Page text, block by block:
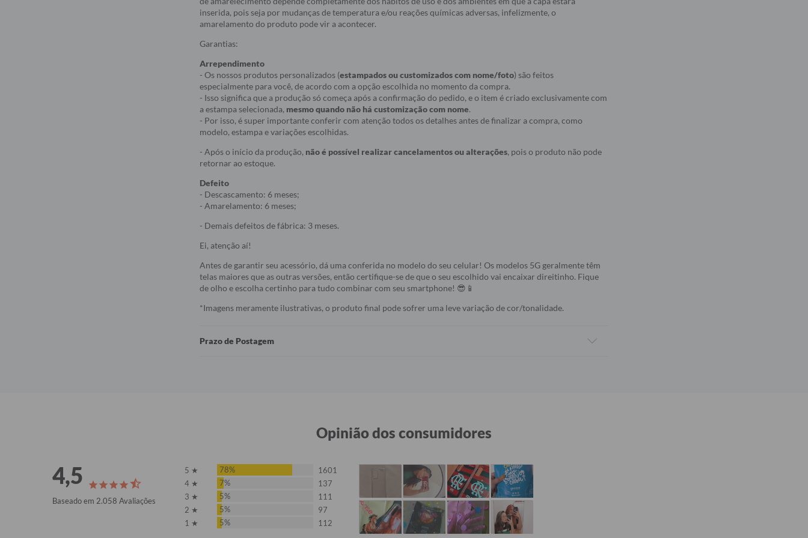
inserida, pois seja por mudanças de temperatura e/ou reações químicas adversas, infelizmente, o
amarelamento do produto pode vir a acontecer.
Garantias:
Arrependimento
- Os nossos produtos personalizados (estampados ou customizados com nome/foto) são feitos
especialmente para você, de acordo com a opção escolhida no momento da compra.
- Isso significa que a produção só começa após a confirmação do pedido, e o item é criado exclusivamente com
a estampa selecionada, mesmo quando não há customização com nome.
- Por isso, é super importante conferir com atenção todos os detalhes antes de finalizar a compra, como
modelo, estampa e variações escolhidas.
- Após o início da produção, não é possível realizar cancelamentos ou alterações, pois o produto não pode
retornar ao estoque.
Defeito
- Descascamento: 6 meses;
- Amarelamento: 6 meses;
- Demais defeitos de fábrica: 3 meses.
Ei, atenção aí!
Antes de garantir seu acessório, dá uma conferida no modelo do seu celular! Os modelos 5G geralmente têm
telas maiores que as outras versões, então certifique-se de que o seu escolhido vai encaixar direitinho. Fique
de olho e escolha certinho para tudo combinar com seu smartphone! 😎📱
*Imagens meramente ilustrativas, o produto final pode sofrer uma leve variação de cor/tonalidade.
Prazo de Postagem
Opinião dos consumidores
4,5
Baseado em 2.058 Avaliações
5 ★ 78%
1601
4 ★
7%
137
3 ★
5%
111
2 ★
5%
97
1 ★
5% 112